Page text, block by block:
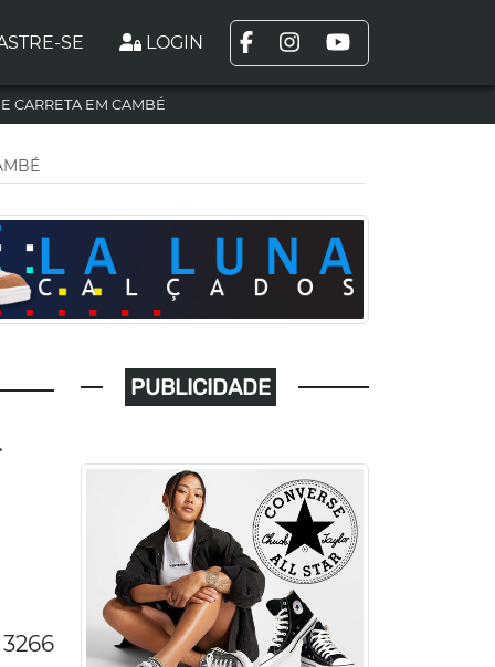
SE LOGIN
CARRETA EM CAMBÉ
3266
PUBLICIDADE